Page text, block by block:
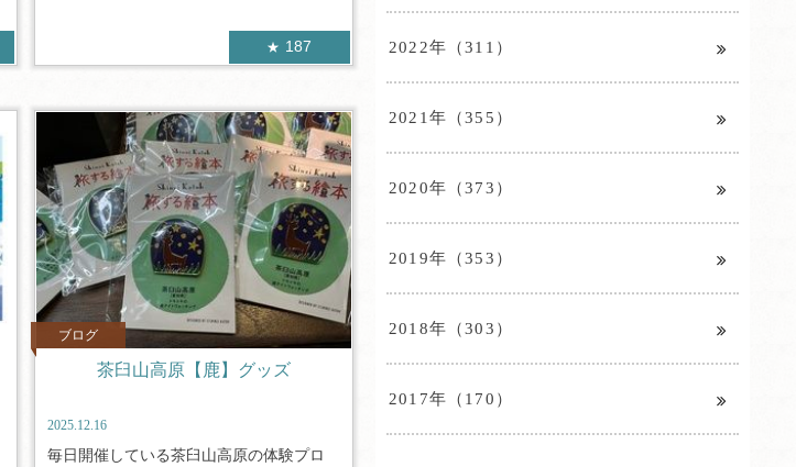
187
ブログ
茶臼山高原【鹿】グッズ
2025.12.16
毎日開催している茶臼山高原の体験プロ
2022年（311）
2021年（355）
2020年（373）
2019年（353）
2018年（303）
2017年（170）